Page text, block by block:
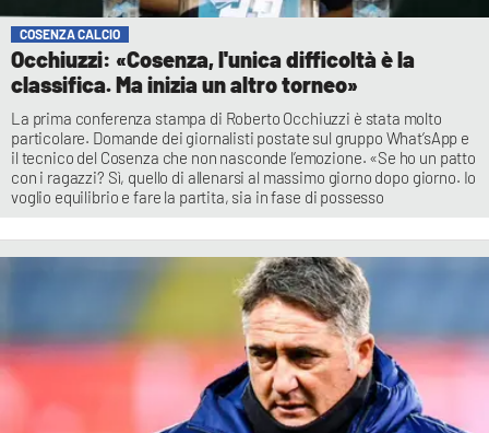
COSENZA CALCIO
Occhiuzzi: «Cosenza, l'unica difficoltà è la
classifica. Ma inizia un altro torneo»
La prima conferenza stampa di Roberto Occhiuzzi è stata molto
particolare. Domande dei giornalisti postate sul gruppo What’sApp e
il tecnico del Cosenza che non nasconde l’emozione. «Se ho un patto
con i ragazzi? Sì, quello di allenarsi al massimo giorno dopo giorno. Io
voglio equilibrio e fare la partita, sia in fase di possesso